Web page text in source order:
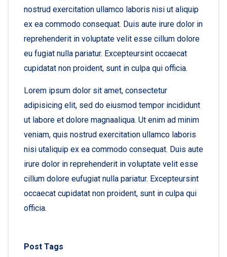
nostrud exercitation ullamco laboris nisi ut aliquip
ex ea commodo consequat. Duis aute irure dolor in
reprehenderit in voluptate velit esse cillum dolore
eu fugiat nulla pariatur. Excepteursint occaecat
cupidatat non proident, sunt in culpa qui officia.
Lorem ipsum dolor sit amet, consectetur
adipisicing elit, sed do eiusmod tempor incididunt
ut labore et dolore magnaaliqua. Ut enim ad minim
veniam, quis nostrud exercitation ullamco laboris
nisi utaliquip ex ea commodo consequat. Duis aute
irure dolor in reprehenderit in voluptate velit esse
cillum dolore eufugiat nulla pariatur. Excepteursint
occaecat cupidatat non proident, sunt in culpa qui
officia.
Post Tags